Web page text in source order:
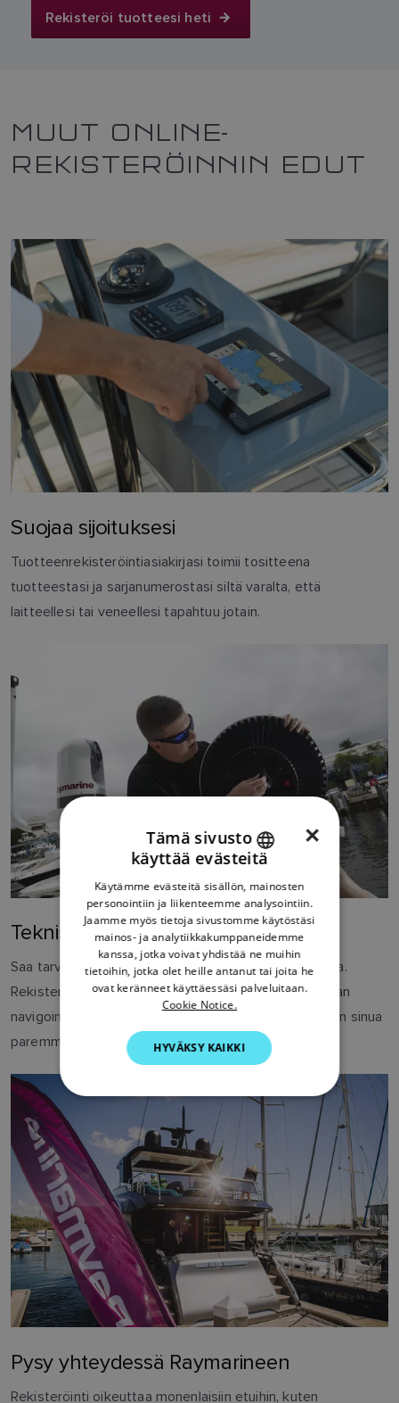
Rekisteröi tuotteesi heti
MUUT ONLINE-
REKISTERÖINNIN EDUT
Suojaa sijoituksesi
Tuotteenrekisteröintiasiakirjasi toimii tositteena
tuotteestasi ja sarjanumerostasi siltä varalta, että
laitteellesi tai veneellesi tapahtuu jotain.
Teknisen tuen käyttö
Saa tarvitsemasi tuki Raymarinen tuoteasiantuntijoilta.
Rekisteröityminen verkossa antaa meille täyden kuvan
navigointijärjestelmästäsi ja auttaa meitä palvelemaan sinua
paremmin.
Pysy yhteydessä Raymarineen
Rekisteröinti oikeuttaa monenlaisiin etuihin, kuten
ENGLISH
DANISH
ITALIAN
SWEDISH
DUTCH
NORWEGIAN
×
Tämä sivusto
käyttää evästeitä
Käytämme evästeitä sisällön, mainosten
personointiin ja liikenteemme analysointiin.
Jaamme myös tietoja sivustomme käytöstäsi
mainos- ja analytiikkakumppaneidemme
kanssa, jotka voivat yhdistää ne muihin
tietoihin, jotka olet heille antanut tai joita he
ovat keränneet käyttäessäsi palveluitaan.
Cookie Notice.
HYVÄKSY KAIKKI